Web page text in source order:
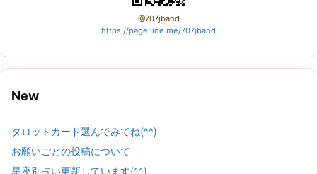
@707jband
https://page.line.me/707jband
New
タロットカード選んでみてね(^^)
お願いごとの投稿について
星座別占い更新しています(^^)